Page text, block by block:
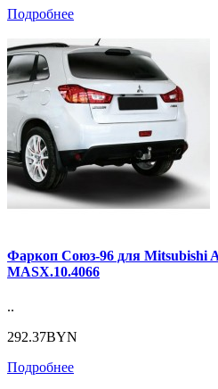
Подробнее
Фаркоп Союз-96 для Mitsubishi
MASX.10.4066
..
292.37BYN
Подробнее